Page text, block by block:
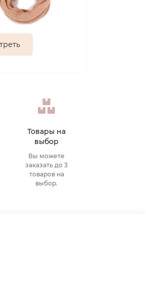
Товары на
выбор
Вы можете
заказать до 3
товаров на
выбор.